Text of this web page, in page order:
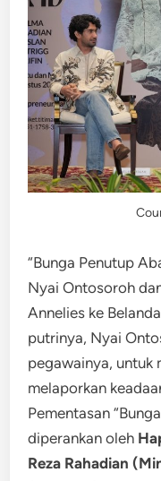
“Bunga Penutup
Nyai Ontosoroh
Annelies ke
putrinya, Nyai
pegawainya, untuk
melaporkan
Pementasan
diperankan oleh
Reza Rahadian